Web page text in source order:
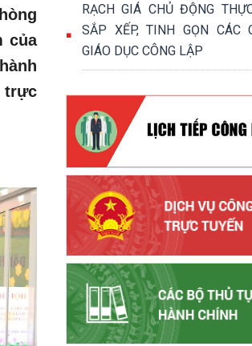
của
trực
RẠCH GIÁ CHỦ ĐỘNG
SẮP XẾP, TINH GỌN CÁC
GIÁO DỤC CÔNG LẬP